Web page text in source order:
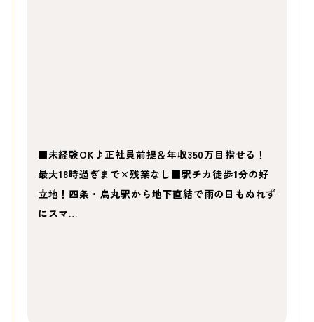
■未経験OK♪正社員前提＆年収350万目指せる！
最大18時過ぎまで×残業なし■駅チカ徒歩1分の好
立地！四条・烏丸駅から地下直結で雨の日もぬれず
にスマ…